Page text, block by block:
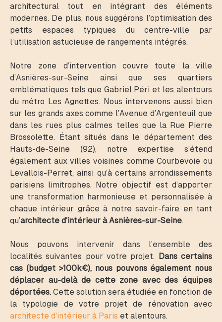
architectural tout en intégrant des éléments
modernes. De plus, nous suggérons l’optimisation des
petits espaces typiques du centre-ville par
l’utilisation astucieuse de rangements intégrés.
Notre zone d’intervention couvre toute la ville
d’Asnières-sur-Seine ainsi que ses quartiers
emblématiques tels que Gabriel Péri et les alentours
du métro Les Agnettes. Nous intervenons aussi bien
sur les grands axes comme l’Avenue d’Argenteuil que
dans les rues plus calmes telles que la Rue Pierre
Brossolette. Étant situés dans le département des
Hauts-de-Seine (92), notre expertise s’étend
également aux villes voisines comme Courbevoie ou
Levallois-Perret, ainsi qu’à certains arrondissements
parisiens limitrophes. Notre objectif est d’apporter
une transformation harmonieuse et personnalisée à
chaque intérieur grâce à notre savoir-faire en tant
qu’architecte d’intérieur à Asnières-sur-Seine.
Nous pouvons intervenir dans l’ensemble des
localités suivantes pour votre projet.
Dans certains
cas (budget >100k€), nous pouvons également nous
déplacer au-delà de cette zone avec des équipes
déportées. Cette solution sera étudiée en fonction de
la typologie de votre projet de rénovation avec
architecte d’intérieur à Paris et alentours.